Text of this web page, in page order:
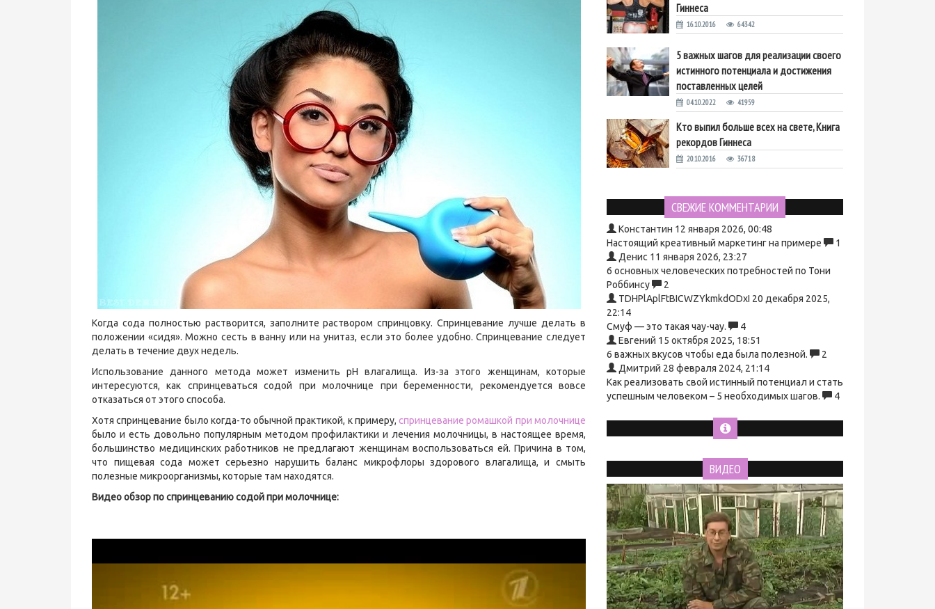
Когда сода полностью растворится, заполните раствором спринцовку. Спринцевание лучше делать в
положении «сидя». Можно сесть в ванну или на унитаз, если это более удобно. Спринцевание следует
делать в течение двух недель.
Использование данного метода может изменить рН влагалища. Из-за этого женщинам, которые
интересуются, как спринцеваться содой при молочнице при беременности, рекомендуется вовсе
отказаться от этого способа.
Хотя спринцевание было когда-то обычной практикой, к примеру,спринцевание ромашкой при молочнице
было и есть довольно популярным методом профилактики и лечения молочницы, в настоящее время,
большинство медицинских работников не предлагают женщинам воспользоваться ей. Причина в том,
что пищевая сода может серьезно нарушить баланс микрофлоры здорового влагалища, и смыть
полезные микроорганизмы, которые там находятся.
Видео обзор по спринцеванию содой при молочнице:
Гиннеса
16.10.2016 64342
5 важных шагов для реализации своего
истинного потенциала и достижения
поставленных целей
04.10.2022 41959
Кто выпил больше всех на свете, Книга
рекордов Гиннеса
20.10.2016 36718
СВЕЖИЕ КОММЕНТАРИИ
Константин 12 января 2026, 00:48
Настоящий креативный маркетинг на примере
1
Денис 11 января 2026, 23:27
6 основных человеческих потребностей по Тони
Роббинсу
2
TDHPlAplFtBICWZYkmkdODxI 20 декабря 2025,
22:14
Смуф — это такая чау-чау.
4
Евгений 15 октября 2025, 18:51
6 важных вкусов чтобы еда была полезной.
2
Дмитрий 28 февраля 2024, 21:14
Как реализовать свой истинный потенциал и стать
успешным человеком – 5 необходимых шагов.
4
ВИДЕО